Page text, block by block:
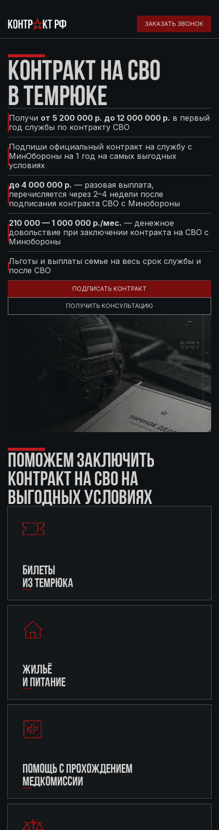
ЗАКАЗАТЬ ЗВОНОК
КОНТРАКТ НА СВО
В ТЕМРЮКЕ
Получи от 5 200 000 р. до 12 000 000 р. в первый
год службы по контракту СВО
Подпиши официальный контракт на службу с
МинОбороны на 1 год на самых выгодных
условиях
до 4 000 000 р. — разовая выплата,
перечисляется через 2–4 недели после
подписания контракта СВО с Минобороны
210 000 — 1 000 000 р./мес. — денежное
довольствие при заключении контракта на СВО с
Минобороны
Льготы и выплаты семье на весь срок службы и
после СВО
ПОДПИСАТЬ КОНТРАКТ
ПОЛУЧИТЬ КОНСУЛЬТАЦИЮ
ПОМОЖЕМ ЗАКЛЮЧИТЬ
КОНТРАКТ НА СВО НА
ВЫГОДНЫХ УСЛОВИЯХ
БИЛЕТЫ
ИЗ ТЕМРЮКА
ЖИЛЬЁ
И ПИТАНИЕ
ПОМОЩЬ С ПРОХОЖДЕНИЕМ
МЕДКОМИССИИ